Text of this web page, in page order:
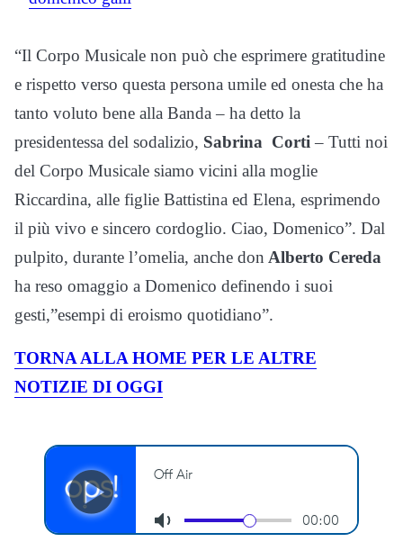
“Il Corpo Musicale non può che esprimere gratitudine
e rispetto verso questa persona umile ed onesta che ha
tanto voluto bene alla Banda – ha detto la
presidentessa del sodalizio, Sabrina Corti– Tutti noi
del Corpo Musicale siamo vicini alla moglie
Riccardina, alle figlie Battistina ed Elena, esprimendo
il più vivo e sincero cordoglio. Ciao, Domenico”. Dal
pulpito, durante l’omelia, anche don Alberto Cereda
ha reso omaggio a Domenico definendo i suoi
gesti,”esempi di eroismo quotidiano”.
TORNA ALLA HOME PER LE ALTRE
NOTIZIE DI OGGI